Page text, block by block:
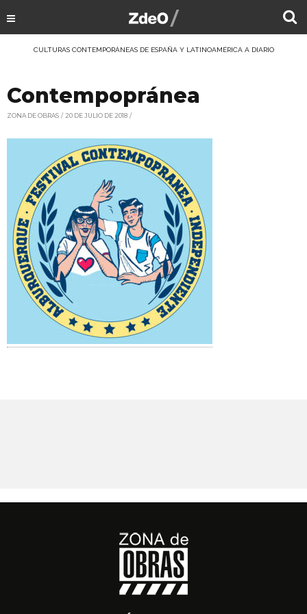
CULTURAS CONTEMPORÁNEAS DE ESPAÑA Y LATINOAMÉRICA A DIARIO
Contempopránea
ZONA DE OBRAS 20 DE JULIO DE 2018